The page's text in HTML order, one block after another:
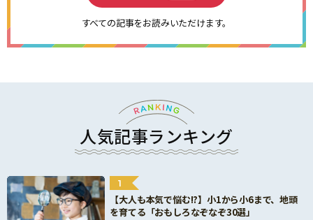
すべての記事をお読みいただけます。
人気記事ランキング
1
【大人も本気で悩む!?】小1から小6まで、地頭
を育てる「おもしろなぞなぞ30選」